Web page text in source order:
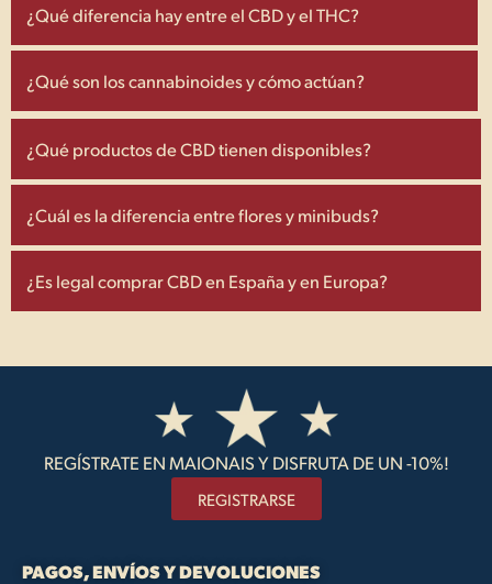
¿Qué diferencia hay entre el CBD y el THC?
¿Qué son los cannabinoides y cómo actúan?
¿Qué productos de CBD tienen disponibles?
¿Cuál es la diferencia entre flores y minibuds?
¿Es legal comprar CBD en España y en Europa?
REGÍSTRATE EN MAIONAIS Y DISFRUTA DE UN -10%!
REGISTRARSE
PAGOS, ENVÍOS Y DEVOLUCIONES